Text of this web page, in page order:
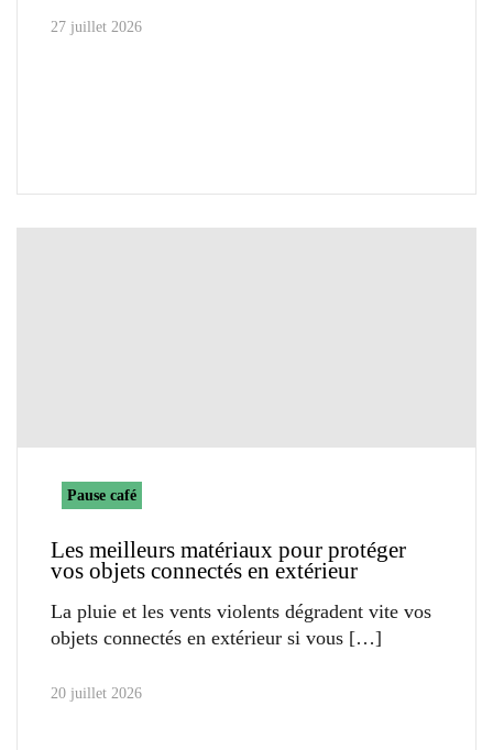
27 juillet 2026
Pause café
Les meilleurs matériaux pour protéger
vos objets connectés en extérieur
La pluie et les vents violents dégradent vite vos
objets connectés en extérieur si vous
20 juillet 2026